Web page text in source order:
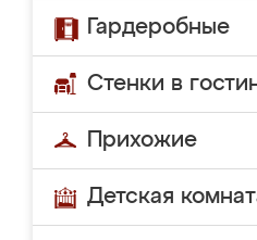
Гардеробные
Стенки в
Прихожие
Детская